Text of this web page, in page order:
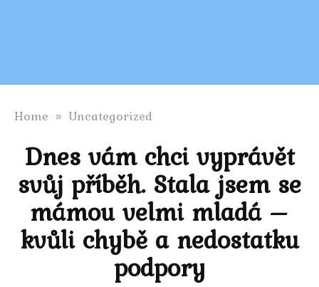
Home » Uncategorized
Dnes vám chci vyprávět
svůj příběh. Stala jsem se
mámou velmi mladá –
kvůli chybě a nedostatku
podpory